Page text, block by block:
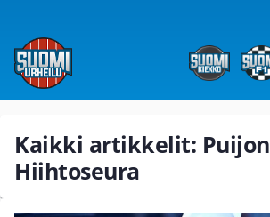
Kaikki artikkelit: Puijon
Hiihtoseura